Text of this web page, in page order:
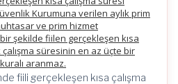
Kurumuna verilen aylık prim
ve prim hizmet
şekilde fiilen gerçekleşen kısa
süresinin en az üçte bir
aranmaz.
fiili gerçekleşen kısa çalışma